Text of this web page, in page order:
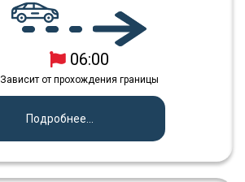
06:00
Зависит от прохождения границы
Подробнее...